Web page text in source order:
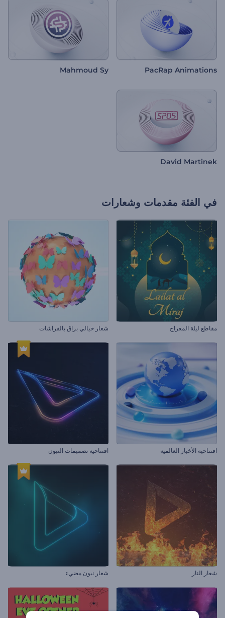
PacRap Animations
Mahmoud Sy
David Martinek
في الفئة مقدمات وشعارات
مقاطع ليلة المعراج شعار خيالي براق بالفراشات
افتتاحية الأخبار العالمية افتتاحية تصميمات النيون
شعار النار شعار نيون مضيء